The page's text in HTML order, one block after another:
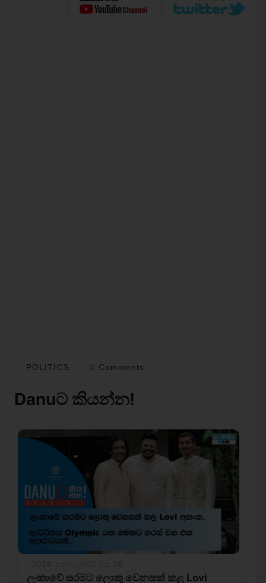
POLITICS 0 Comments